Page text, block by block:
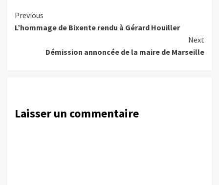
Continue
Reading
Previous
L’hommage de Bixente rendu à Gérard Houiller
Next
Démission annoncée de la maire de Marseille
Laisser un commentaire